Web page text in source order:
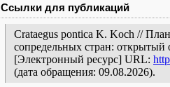
Ссылки для публикаций
Crataegus pontica K. Koch //
сопредельных стран: открытый
[Электронный ресурс] URL:
(дата обращения: 09.08.2026).